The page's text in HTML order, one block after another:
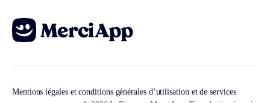
Mentions légales et conditions générales d’utilisation et de services